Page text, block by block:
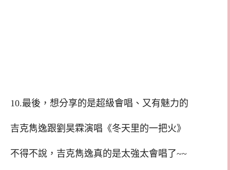
10.最後，想分享的是超級會唱、又有魅力的
吉克雋逸跟劉昊霖演唱《冬天里的一把火》
不得不說，吉克雋逸真的是太強太會唱了~~